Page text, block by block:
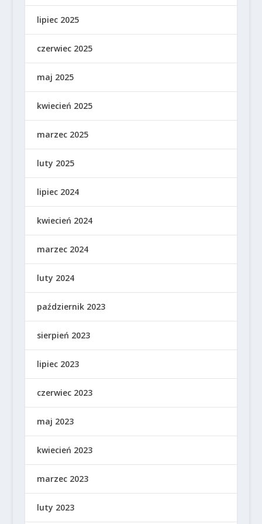
lipiec 2025
czerwiec 2025
maj 2025
kwiecień 2025
marzec 2025
luty 2025
lipiec 2024
kwiecień 2024
marzec 2024
luty 2024
październik 2023
sierpień 2023
lipiec 2023
czerwiec 2023
maj 2023
kwiecień 2023
marzec 2023
luty 2023